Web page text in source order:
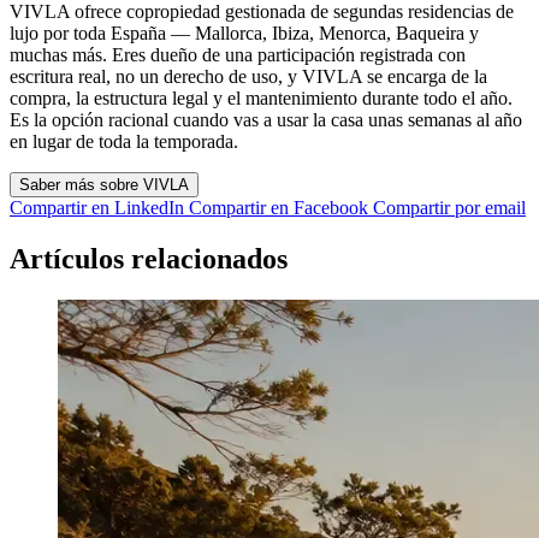
VIVLA ofrece copropiedad gestionada de segundas residencias de
lujo por toda España — Mallorca, Ibiza, Menorca, Baqueira y
muchas más. Eres dueño de una participación registrada con
escritura real, no un derecho de uso, y VIVLA se encarga de la
compra, la estructura legal y el mantenimiento durante todo el año.
Es la opción racional cuando vas a usar la casa unas semanas al año
en lugar de toda la temporada.
Saber más sobre VIVLA
Compartir en LinkedIn Compartir en Facebook Compartir por email
Artículos relacionados